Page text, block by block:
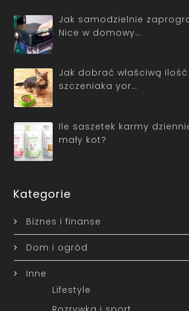
Jak samodzielnie
Nice w domowy…
Jak dobrać właściwą
szczeniaka yor…
Ile saszetek karmy
mały kot?
Kategorie
Biznes i finanse
Dom i ogród
Inne
Lifestyle